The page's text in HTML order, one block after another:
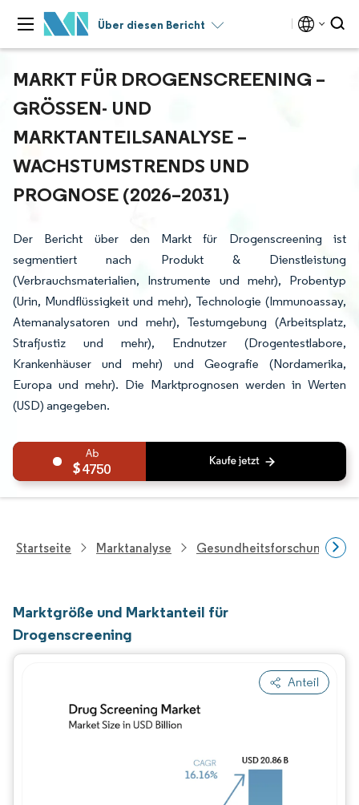
Über diesen Bericht
MARKT FÜR DROGENSCREENING –
GRÖSSEN- UND M
ARKTANTEILSANALYSE – W
ACHSTUMSTRENDS UND P
ROGNOSE (2026–2031)
Der Bericht über den Markt für Drogenscreening ist
segmentiert nach Produkt & Dienstleistung
(Verbrauchsmaterialien, Instrumente und mehr), Probentyp
(Urin, Mundflüssigkeit und mehr), Technologie (Immunoassay,
Atemanalysatoren und mehr), Testumgebung (Arbeitsplatz,
Strafjustiz und mehr), Endnutzer (Drogentestlabore,
Krankenhäuser und mehr) und Geografie (Nordamerika,
Europa und mehr). Die Marktprognosen werden in Werten
(USD) angegeben.
4750
Startseite Marktanalyse Gesundheitsforschung
Marktgröße und Marktanteil für
Drogenscreening
Anteil